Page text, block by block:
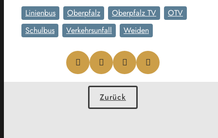
Linienbus Oberpfalz Oberpfalz TV
OTV
Schulbus
Verkehrsunfall Weiden
Zurück